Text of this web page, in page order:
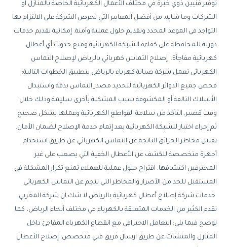
توفير فنيين ذوي خبرة في مختلف الأعمال الكهربائية الخاصة بالمنازل او
الشركات وما شابه. من أفضل المعايير التي تحرص الشركة على الالتزام بها
التواجد في الموعد المحدد وتقديم حلول عملية وآمنة. إمكانية تقديم خدمات
دورية للمحافظة على كفاءة الشبكة الكهربائية ومنع حدوث أي أعطال
كهربائية مفاجأة. إصلاح التماس كهربائي بالرياض لإصلاح التماس
الكهربائي تعمل شركة صيانة كهرباء بالرياض بتطبيق الخطوات التالية:
فحص جميع الدوائر الكهربائية لتحديد مصدر التماس بدقة واستبدال
الأسلاك التالفة أو المكشوفة سبب المشكلة بأخرى سليمة وذلك خلال
وقت قصير. التأكد من سلامة القواطع الكهربائية وعملها بشكل صحيح
ثم إجراء اختبار للشبكة الكهربائية بعد إتمام خدمة الإصلاح لضمان الأمان.
تقليل مخاطر الحرائق الناتجة عن التماس الكهربائي عن طريق استخدام
أجهزة متخصصة للكشف عن الأعطال الخفية التي يصعب على غير
المحترفين اكتشافها. اقتراح حلول عملية للعملاء تمنع تكرار المشكلة في
المستقبل للحد من الأضرار والمخاطر التي تنجم عن التماس الكهربائي
خدمات شركة إصلاح أعطال كهربائية بالرياض لا شك ان شركة المغربي
تقدم الكثير من الخدمات المتعلقة بالكهرباء في مختلف أنحاء الرياض، كما
نوضح فيما يلي: التعامل الاحترافي مع انقطاع الكهرباء المفاجئ داخل
المنازل والمنشآت عن طريق ارسال فريق فني متخصص. إصلاح الأعطال